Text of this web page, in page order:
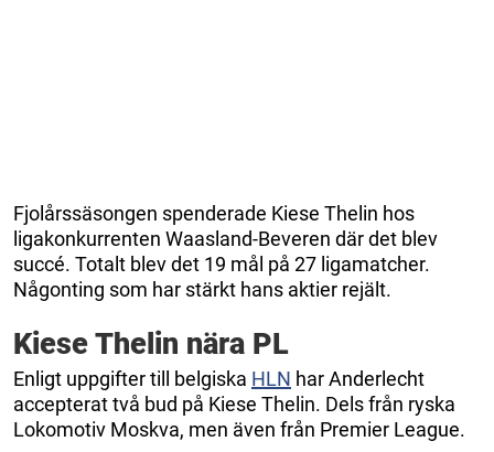
Fjolårssäsongen spenderade Kiese Thelin hos
ligakonkurrenten Waasland-Beveren där det blev
succé. Totalt blev det 19 mål på 27 ligamatcher.
Någonting som har stärkt hans aktier rejält.
Kiese Thelin nära PL
Enligt uppgifter till belgiska HLN har Anderlecht
accepterat två bud på Kiese Thelin. Dels från ryska
Lokomotiv Moskva, men även från Premier League.